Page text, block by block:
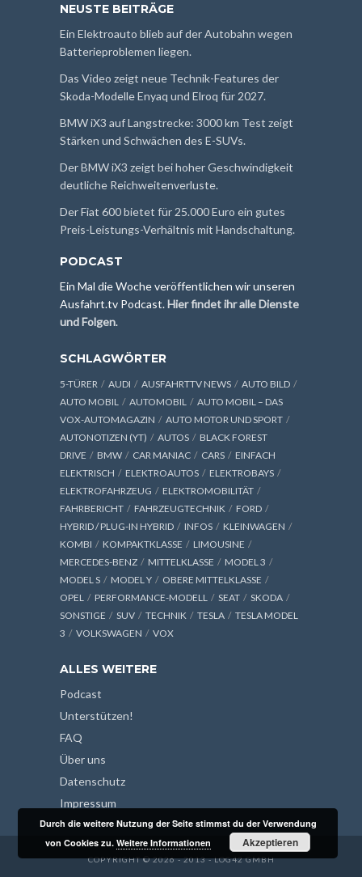
NEUSTE BEITRÄGE
Ein Elektroauto blieb auf der Autobahn wegen
Batterieproblemen liegen.
Das Video zeigt neue Technik-Features der
Skoda-Modelle Enyaq und Elroq für 2027.
BMW iX3 auf Langstrecke: 3000 km Test zeigt
Stärken und Schwächen des E-SUVs.
Der BMW iX3 zeigt bei hoher Geschwindigkeit
deutliche Reichweitenverluste.
Der Fiat 600 bietet für 25.000 Euro ein gutes
Preis-Leistungs-Verhältnis mit Handschaltung.
PODCAST
Ein Mal die Woche veröffentlichen wir unseren
Ausfahrt.tv Podcast.Hier findet ihr alle Dienste
und Folgen.
SCHLAGWÖRTER
5-TÜRER AUDI AUSFAHRTTV NEWS
AUTO BILD
AUTO MOBIL
AUTOMOBIL
AUTO MOBIL – DAS
VOX-AUTOMAGAZIN
AUTO MOTOR UND SPORT
AUTONOTIZEN (YT)
AUTOS
BLACK FOREST
DRIVE
BMW CAR MANIAC CARS
EINFACH
ELEKTRISCH
ELEKTROAUTOS
ELEKTROBAYS
ELEKTROFAHRZEUG
ELEKTROMOBILITÄT
FAHRBERICHT
FAHRZEUGTECHNIK
FORD
HYBRID / PLUG-IN HYBRID
INFOS
KLEINWAGEN
KOMBI
KOMPAKTKLASSE
LIMOUSINE
MERCEDES-BENZ
MITTELKLASSE
MODEL 3
MODEL S
MODEL Y
OBERE MITTELKLASSE
OPEL
PERFORMANCE-MODELL SEAT
SKODA
SONSTIGE
SUV TECHNIK TESLA
TESLA MODEL
3
VOLKSWAGEN VOX
ALLES WEITERE
Podcast
Unterstützen!
FAQ
Über uns
Datenschutz
Impressum
COPYRIGHT © 2026 - 2013 - LOG42 GMBH
Durch die weitere Nutzung der Seite stimmst du der Verwendung
von Cookies zu.Weitere Informationen Akzeptieren